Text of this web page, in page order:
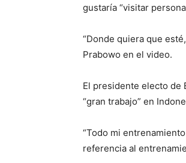
gustaría “visitar
“Donde quiera que
Prabowo en el video.
El presidente electo de
“gran trabajo” en
“Todo mi
referencia al